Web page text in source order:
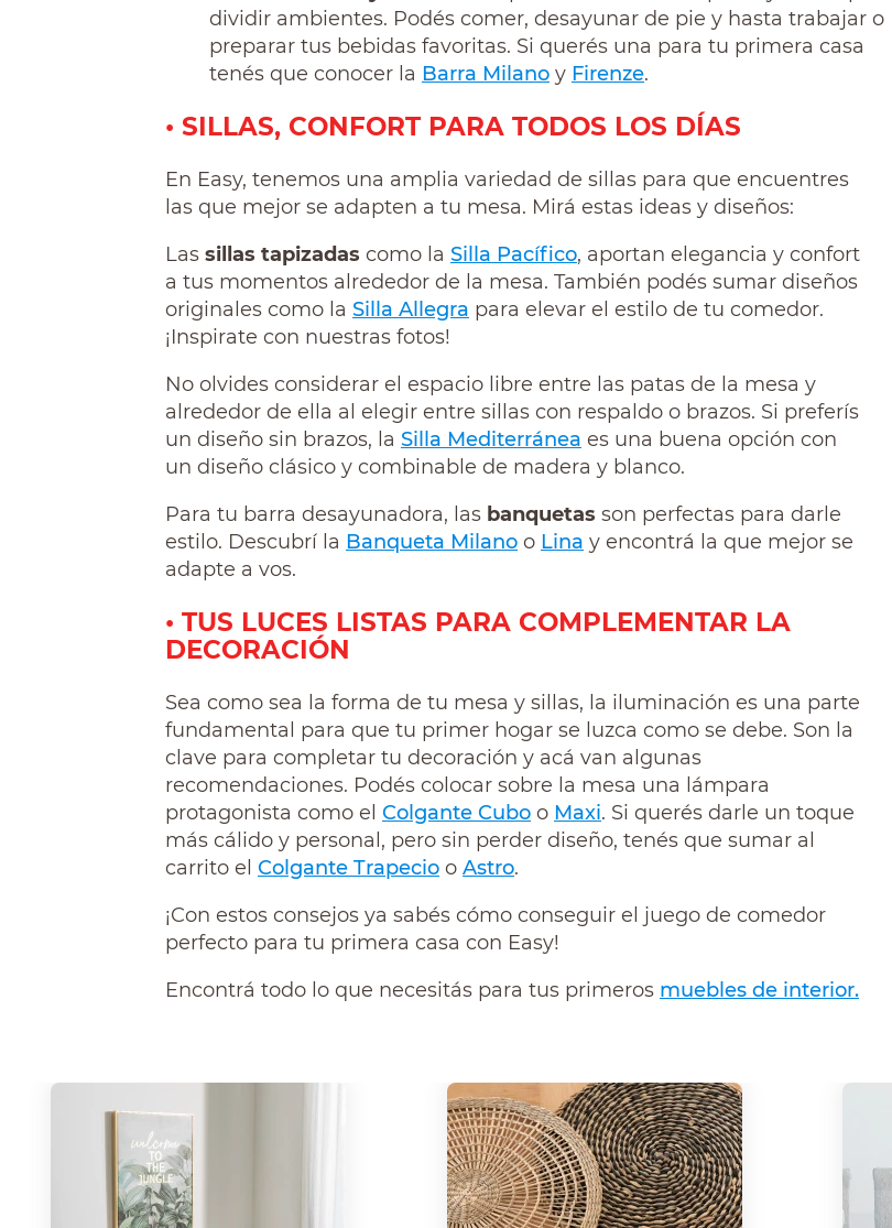
dividir ambientes. Podés comer, desayunar de pie y hasta trabajar o
preparar tus bebidas favoritas. Si querés una para tu primera casa
tenés que conocer la Barra Milano y Firenze.
• SILLAS, CONFORT PARA TODOS LOS DÍAS
En Easy, tenemos una amplia variedad de sillas para que encuentres
las que mejor se adapten a tu mesa. Mirá estas ideas y diseños:
Las sillas tapizadas como la Silla Pacífico, aportan elegancia y confort
a tus momentos alrededor de la mesa. También podés sumar diseños
originales como la Silla Allegra para elevar el estilo de tu comedor.
¡Inspirate con nuestras fotos!
No olvides considerar el espacio libre entre las patas de la mesa y
alrededor de ella al elegir entre sillas con respaldo o brazos. Si preferís
un diseño sin brazos, la Silla Mediterránea es una buena opción con
un diseño clásico y combinable de madera y blanco.
Para tu barra desayunadora, las banquetas son perfectas para darle
estilo. Descubrí la Banqueta Milano o Lina y encontrá la que mejor se
adapte a vos.
• TUS LUCES LISTAS PARA COMPLEMENTAR LA
DECORACIÓN
Sea como sea la forma de tu mesa y sillas, la iluminación es una parte
fundamental para que tu primer hogar se luzca como se debe. Son la
clave para completar tu decoración y acá van algunas
recomendaciones. Podés colocar sobre la mesa una lámpara
protagonista como el Colgante Cubo o Maxi. Si querés darle un toque
más cálido y personal, pero sin perder diseño, tenés que sumar al
carrito el Colgante Trapecio o Astro.
¡Con estos consejos ya sabés cómo conseguir el juego de comedor
perfecto para tu primera casa con Easy!
Encontrá todo lo que necesitás para tus primeros muebles de interior.